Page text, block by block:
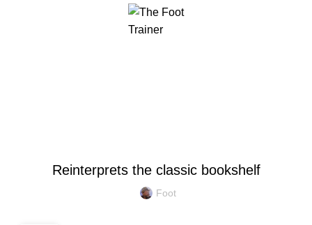
Reinterprets the classic bookshelf
Foot